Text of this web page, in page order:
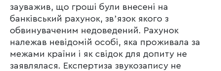
зауважив, що гроші були внесені на
банківський рахунок, звʼязок якого з
обвинуваченим недоведений. Рахунок
належав невідомій особі, яка проживала за
межами країни і як свідок для допиту не
заявлялася. Експертиза звукозапису не